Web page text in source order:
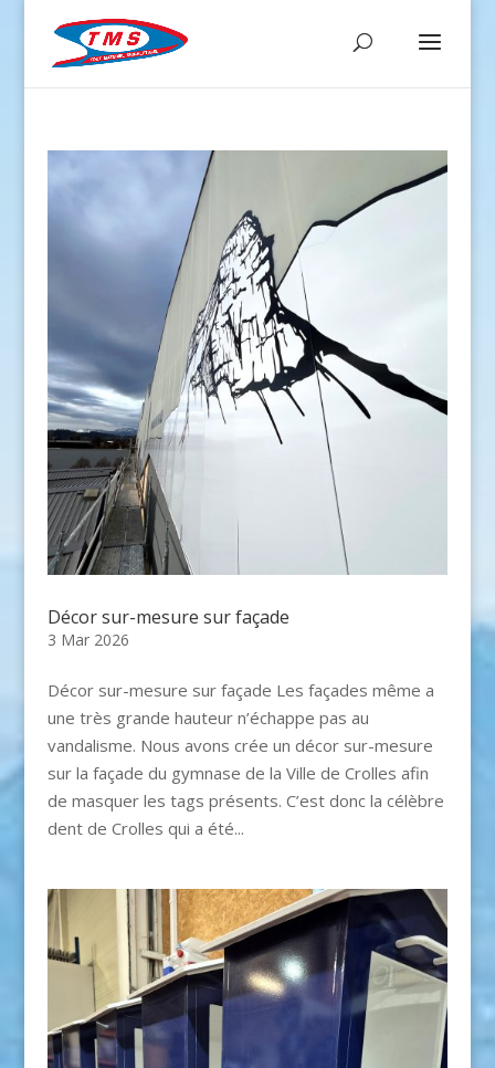
Décor sur-mesure sur façade
3 Mar 2026
Décor sur-mesure sur façade Les façades même a
une très grande hauteur n’échappe pas au
vandalisme. Nous avons crée un décor sur-mesure
sur la façade du gymnase de la Ville de Crolles afin
de masquer les tags présents. C’est donc la célèbre
dent de Crolles qui a été...